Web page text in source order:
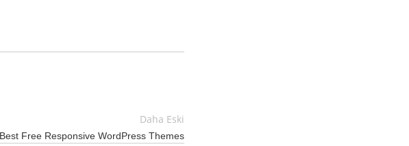
Daha Eski
Best Free Responsive WordPress Themes